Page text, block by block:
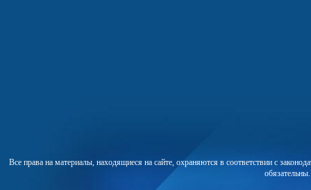
Все права на материалы, находящиеся на сайте, охраняются в соответствии с